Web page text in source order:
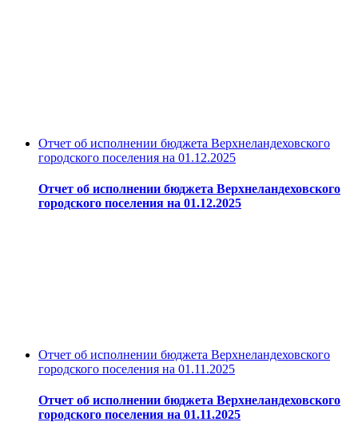
Отчет об исполнении бюджета Верхнеландеховского
городского поселения на 01.12.2025
Отчет об исполнении бюджета Верхнеландеховского
городского поселения на 01.12.2025
Отчет об исполнении бюджета Верхнеландеховского
городского поселения на 01.11.2025
Отчет об исполнении бюджета Верхнеландеховского
городского поселения на 01.11.2025